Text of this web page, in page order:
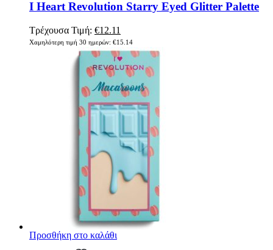
I Heart Revolution Starry Eyed Glitter Palette
Τρέχουσα Τιμή: Original
price
was:
€15.14.
€12.11
τρέχουσα
τιμή
είναι:
€12.11.
Χαμηλότερη τιμή 30 ημερών: €15.14
Προσθήκη στο καλάθι